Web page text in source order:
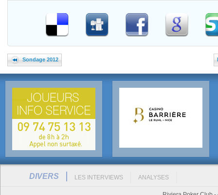
Sondage 2012
DIVERS LES INTERVIEWS ANALYSES